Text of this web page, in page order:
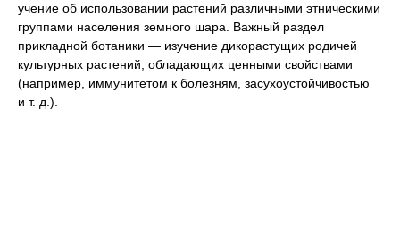
учение об использовании растений различными этническими
группами населения земного шара. Важный раздел
прикладной ботаники — изучение дикорастущих родичей
культурных растений, обладающих ценными свойствами
(например, иммунитетом к болезням, засухоустойчивостью
и т. д.).